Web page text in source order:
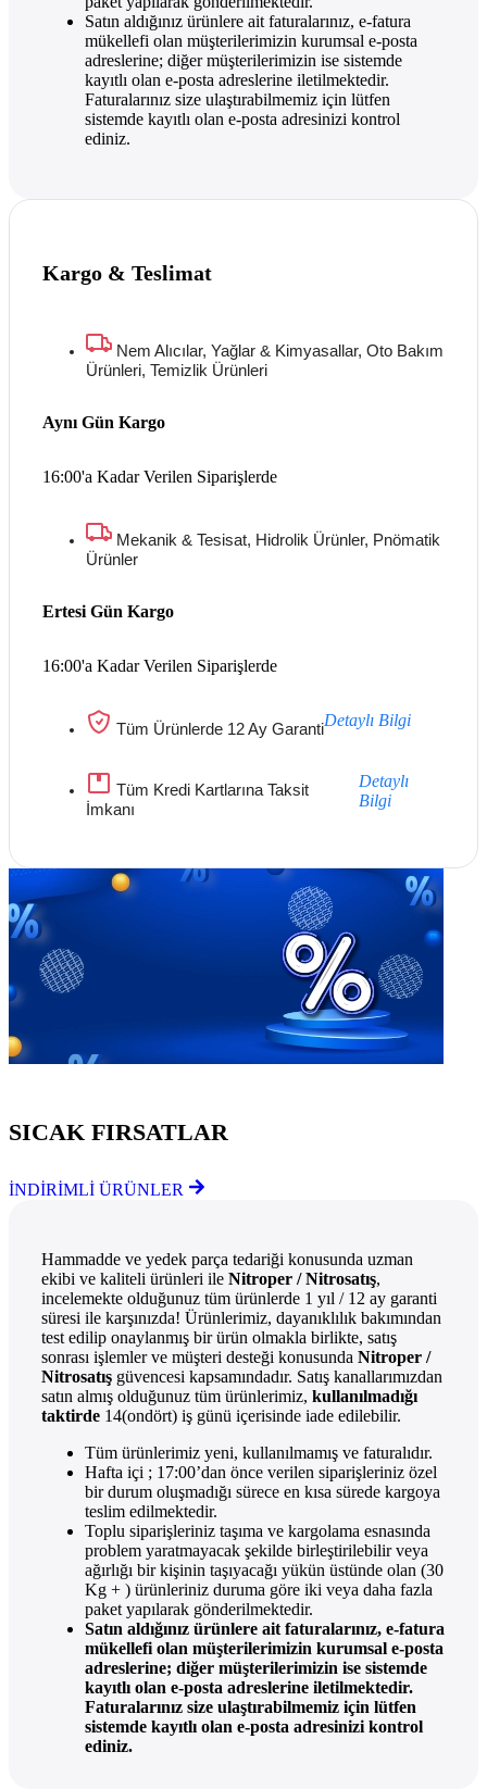
Satın aldığınız ürünlere ait faturalarınız, e-fatura
mükellefi olan müşterilerimizin kurumsal e-posta
adreslerine; diğer müşterilerimizin ise sistemde
kayıtlı olan e-posta adreslerine iletilmektedir.
Faturalarınız size ulaştırabilmemiz için lütfen
sistemde kayıtlı olan e-posta adresinizi kontrol
ediniz.
Kargo & Teslimat
Nem Alıcılar, Yağlar & Kimyasallar, Oto Bakım
Ürünleri, Temizlik Ürünleri
16:00'a Kadar Verilen Siparişlerde
Aynı Gün Kargo
Mekanik & Tesisat, Hidrolik Ürünler, Pnömatik
Ürünler
16:00'a Kadar Verilen Siparişlerde
Ertesi Gün Kargo
Tüm Ürünlerde 12 Ay GarantiDetaylı Bilgi
Tüm Kredi Kartlarına Taksit
İmkanı
Detaylı
Bilgi
SICAK FIRSATLAR
İNDİRİMLİ ÜRÜNLER
Hammadde ve yedek parça tedariği konusunda uzman
ekibi ve kaliteli ürünleri ile Nitroper / Nitrosatış,
incelemekte olduğunuz tüm ürünlerde 1 yıl / 12 ay garanti
süresi ile karşınızda! Ürünlerimiz, dayanıklılık bakımından
test edilip onaylanmış bir ürün olmakla birlikte, satış
sonrası işlemler ve müşteri desteği konusunda Nitroper /
Nitrosatış güvencesi kapsamındadır. Satış kanallarımızdan
satın almış olduğunuz tüm ürünlerimiz, kullanılmadığı
taktirde 14(ondört) iş günü içerisinde iade edilebilir.
Tüm ürünlerimiz yeni, kullanılmamış ve faturalıdır.
Hafta içi ; 17:00’dan önce verilen siparişleriniz özel
bir durum oluşmadığı sürece en kısa sürede kargoya
teslim edilmektedir.
Toplu siparişleriniz taşıma ve kargolama esnasında
problem yaratmayacak şekilde birleştirilebilir veya
ağırlığı bir kişinin taşıyacağı yükün üstünde olan (30
Kg + ) ürünleriniz duruma göre iki veya daha fazla
paket yapılarak gönderilmektedir.
Satın aldığınız ürünlere ait faturalarınız, e-fatura
mükellefi olan müşterilerimizin kurumsal e-posta
adreslerine; diğer müşterilerimizin ise sistemde
kayıtlı olan e-posta adreslerine iletilmektedir.
Faturalarınız size ulaştırabilmemiz için lütfen
sistemde kayıtlı olan e-posta adresinizi kontrol
ediniz.